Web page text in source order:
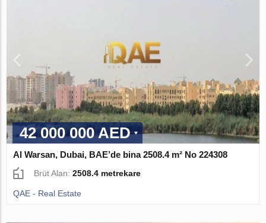
42 000 000 AED
Al Warsan, Dubai, BAE’de bina 2508.4 m² No 224308
Brüt Alan:2508.4 metrekare
QAE - Real Estate